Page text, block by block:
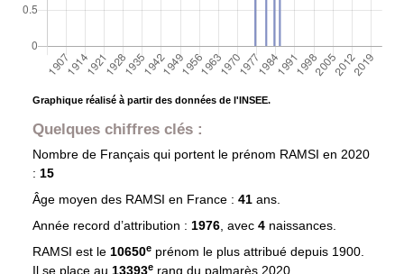
Graphique réalisé à partir des données de l'INSEE.
Quelques chiffres clés :
Nombre de Français qui portent le prénom RAMSI en 2020
: 15
Âge moyen des RAMSI en France : 41 ans.
Année record d’attribution : 1976, avec 4 naissances.
RAMSI est le 10650eprénom le plus attribué depuis 1900.
Il se place au 13393e rang du palmarès 2020.